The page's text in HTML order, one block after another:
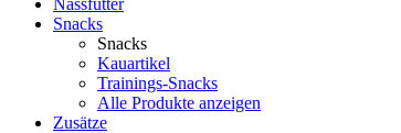
Nassfutter
Snacks
Snacks
Kauartikel
Trainings-Snacks
Alle Produkte anzeigen
Zusätze